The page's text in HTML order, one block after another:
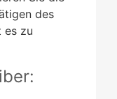
des
es zu